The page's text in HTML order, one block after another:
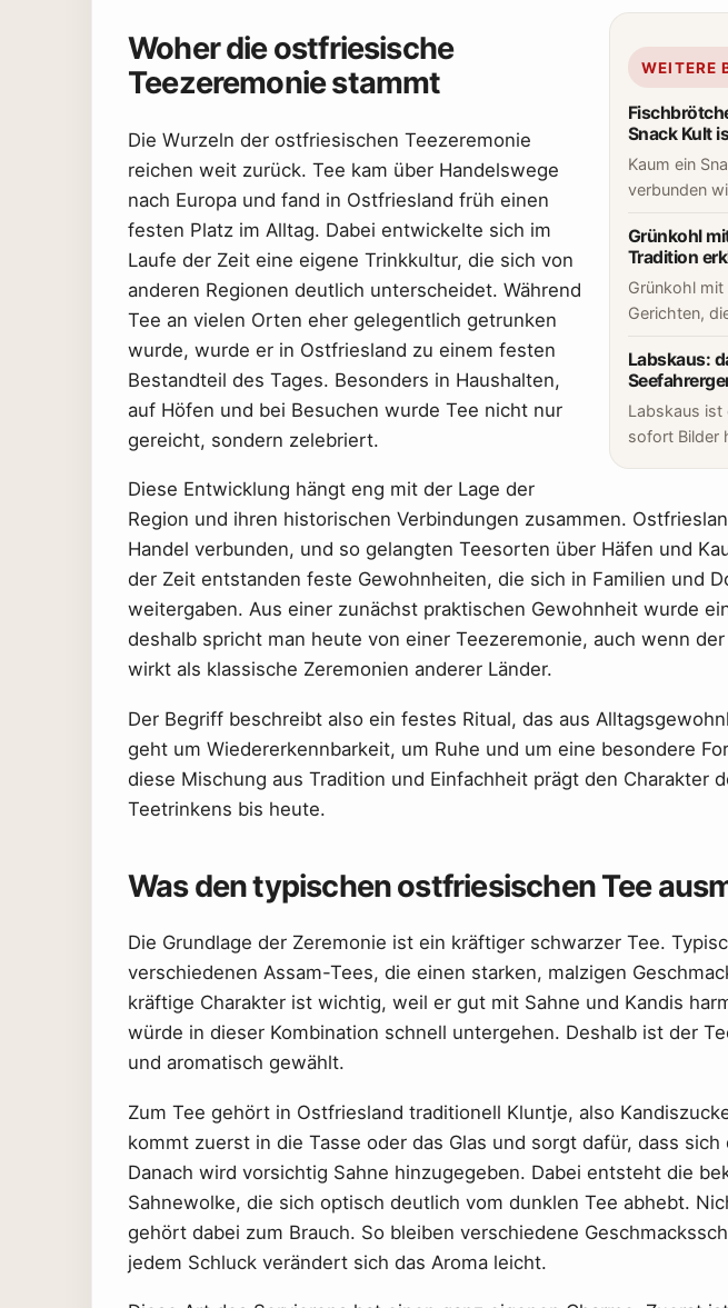
WEITERE
Snack Kult
Kaum ein
verbunden
Grünkohl
Tradition
Grünkohl
Gerichten,
Labskaus:
Labskaus ist
sofort Bilder
Woher die ostfriesische
Teezeremonie stammt
Die Wurzeln der ostfriesischen Teezeremonie
reichen weit zurück. Tee kam über Handelswege
nach Europa und fand in Ostfriesland früh einen
festen Platz im Alltag. Dabei entwickelte sich im
Laufe der Zeit eine eigene Trinkkultur, die sich von
anderen Regionen deutlich unterscheidet. Während
Tee an vielen Orten eher gelegentlich getrunken
wurde, wurde er in Ostfriesland zu einem festen
Bestandteil des Tages. Besonders in Haushalten,
auf Höfen und bei Besuchen wurde Tee nicht nur
gereicht, sondern zelebriert.
Diese Entwicklung hängt eng mit der Lage der
Region und ihren historischen Verbindungen zusammen.
Handel verbunden, und so gelangten Teesorten über Häfen und
der Zeit entstanden feste Gewohnheiten, die sich in Familien und
weitergaben. Aus einer zunächst praktischen Gewohnheit wurde
deshalb spricht man heute von einer Teezeremonie, auch wenn
wirkt als klassische Zeremonien anderer Länder.
Der Begriff beschreibt also ein festes Ritual, das aus
geht um Wiedererkennbarkeit, um Ruhe und um eine besondere
diese Mischung aus Tradition und Einfachheit prägt den Charakter
Teetrinkens bis heute.
Was den typischen ostfriesischen Tee
Die Grundlage der Zeremonie ist ein kräftiger schwarzer Tee.
verschiedenen Assam-Tees, die einen starken, malzigen
kräftige Charakter ist wichtig, weil er gut mit Sahne und Kandis
würde in dieser Kombination schnell untergehen. Deshalb ist der
und aromatisch gewählt.
Zum Tee gehört in Ostfriesland traditionell Kluntje, also
kommt zuerst in die Tasse oder das Glas und sorgt dafür, dass sich
Danach wird vorsichtig Sahne hinzugegeben. Dabei entsteht die
Sahnewolke, die sich optisch deutlich vom dunklen Tee abhebt.
gehört dabei zum Brauch. So bleiben verschiedene
jedem Schluck verändert sich das Aroma leicht.